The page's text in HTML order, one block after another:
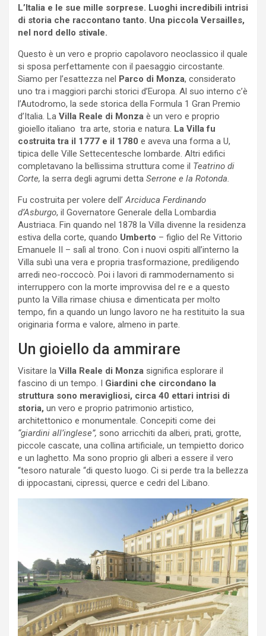
L’Italia e le sue mille sorprese. Luoghi incredibili intrisi
di storia che raccontano tanto. Una piccola Versailles,
nel nord dello stivale.
Questo è un vero e proprio capolavoro neoclassico il quale
si sposa perfettamente con il paesaggio circostante.
Siamo per l’esattezza nel
Parco di Monza, considerato
uno tra i maggiori parchi storici d’Europa. Al suo interno c’è
l’Autodromo, la sede storica della Formula 1 Gran Premio
d’Italia. La Villa Reale di Monza è un vero e proprio
gioiello italiano tra arte, storia e natura. La Villa fu
costruita tra il 1777 e il 1780 e aveva una forma a U,
tipica delle Ville Settecentesche lombarde. Altri edifici
completavano la bellissima struttura come il Teatrino di
Corte, la serra degli agrumi detta Serrone e la Rotonda.
Fu costruita per volere dell’Arciduca Ferdinando
d’Asburgo, il Governatore Generale della Lombardia
Austriaca. Fin quando nel 1878 la Villa divenne la residenza
estiva della corte, quando Umberto – figlio del Re Vittorio
Emanuele II – salì al trono. Con i nuovi ospiti all’interno la
Villa subì una vera e propria trasformazione, prediligendo
arredi neo-roccocò. Poi i lavori di rammodernamento si
interruppero con la morte improvvisa del re e a questo
punto la Villa rimase chiusa e dimenticata per molto
tempo, fin a quando un lungo lavoro ne ha restituito la sua
originaria forma e valore, almeno in parte.
Un gioiello da ammirare
Visitare la Villa Reale di Monza significa esplorare il
fascino di un tempo. I Giardini che circondano la
struttura sono meravigliosi, circa 40 ettari intrisi di
storia, un vero e proprio patrimonio artistico,
architettonico e monumentale. Concepiti come dei
“giardini all’inglese”, sono arricchiti da alberi, prati, grotte,
piccole cascate, una collina artificiale, un tempietto dorico
e un laghetto. Ma sono proprio gli alberi a essere il vero
“tesoro naturale “di questo luogo. Ci si perde tra la bellezza
di ippocastani, cipressi, querce e cedri del Libano.